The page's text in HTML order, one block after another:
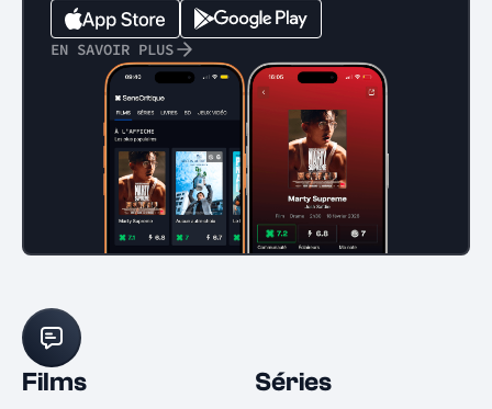
EN SAVOIR PLUS
Films Séries